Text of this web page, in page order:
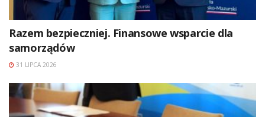
Razem bezpieczniej. Finansowe wsparcie dla
samorządów
31 LIPCA 2026